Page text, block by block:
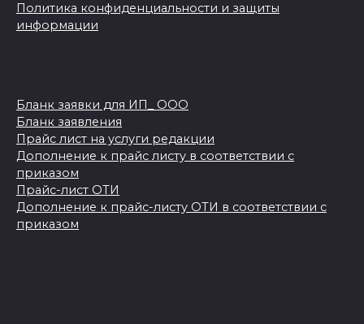
Политика конфиденциальности и защиты
информации
Бланк заявки для ИП_ ООО
Бланк заявления
Прайс лист на услуги редакции
Дополнение к прайс листу в соответствии с
приказом
Прайс-лист ОТИ
Дополнение к прайс-листу ОТИ в соответствии с
приказом